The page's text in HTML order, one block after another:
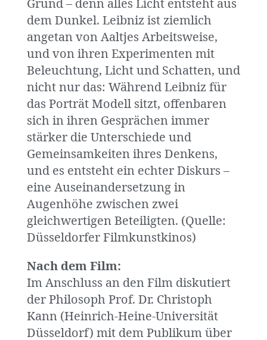
Grund – denn alles Licht entsteht aus
dem Dunkel. Leibniz ist ziemlich
angetan von Aaltjes Arbeitsweise,
und von ihren Experimenten mit
Beleuchtung, Licht und Schatten, und
nicht nur das: Während Leibniz für
das Porträt Modell sitzt, offenbaren
sich in ihren Gesprächen immer
stärker die Unterschiede und
Gemeinsamkeiten ihres Denkens,
und es entsteht ein echter Diskurs –
eine Auseinandersetzung in
Augenhöhe zwischen zwei
gleichwertigen Beteiligten. (Quelle:
Düsseldorfer Filmkunstkinos)
Nach dem Film:
Im Anschluss an den Film diskutiert
der Philosoph Prof. Dr. Christoph
Kann (Heinrich-Heine-Universität
Düsseldorf) mit dem Publikum über